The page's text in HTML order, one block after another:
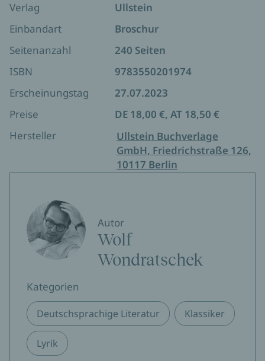
Verlag
Ullstein
Einbandart
Broschur
Seitenanzahl
240 Seiten
ISBN
9783550201974
Erscheinungstag
27.07.2023
Preise
DE 18,00 €, AT 18,50 €
Hersteller
Ullstein Buchverlage
GmbH, Friedrichstraße 126,
10117 Berlin
Autor
Wolf
Wondratschek
Kategorien
Deutschsprachige Literatur Klassiker
Lyrik